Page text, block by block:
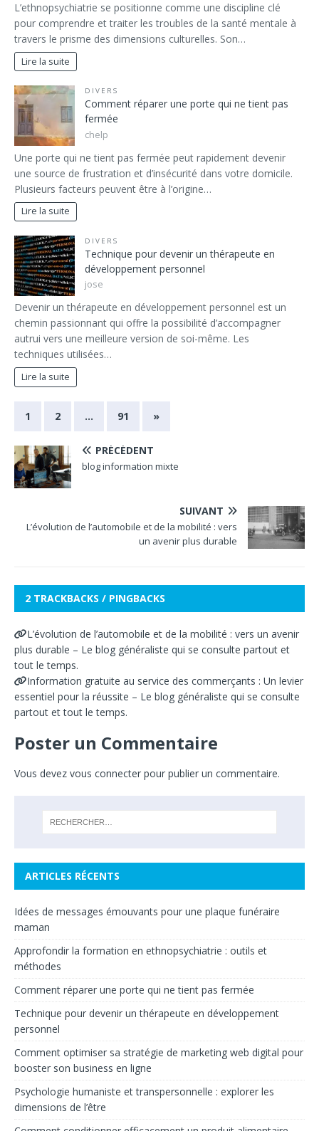
L’ethnopsychiatrie se positionne comme une discipline clé
pour comprendre et traiter les troubles de la santé mentale à
travers le prisme des dimensions culturelles. Son…
Lire la suite
DIVERS
Comment réparer une porte qui ne tient pas
fermée
chelp
Une porte qui ne tient pas fermée peut rapidement devenir
une source de frustration et d’insécurité dans votre domicile.
Plusieurs facteurs peuvent être à l’origine…
Lire la suite
DIVERS
Technique pour devenir un thérapeute en
développement personnel
jose
Devenir un thérapeute en développement personnel est un
chemin passionnant qui offre la possibilité d’accompagner
autrui vers une meilleure version de soi-même. Les
techniques utilisées…
Lire la suite
1 2 … 91 »
PRÉCÉDENT
blog information mixte
SUIVANT
L’évolution de l’automobile et de la mobilité : vers
un avenir plus durable
2 TRACKBACKS / PINGBACKS
L’évolution de l’automobile et de la mobilité : vers un avenir
plus durable – Le blog généraliste qui se consulte partout et
tout le temps.
Information gratuite au service des commerçants : Un levier
essentiel pour la réussite – Le blog généraliste qui se consulte
partout et tout le temps.
Poster un Commentaire
Vous devez vous connecter pour publier un commentaire.
ARTICLES RÉCENTS
Idées de messages émouvants pour une plaque funéraire
maman
Approfondir la formation en ethnopsychiatrie : outils et
méthodes
Comment réparer une porte qui ne tient pas fermée
Technique pour devenir un thérapeute en développement
personnel
Comment optimiser sa stratégie de marketing web digital pour
booster son business en ligne
Psychologie humaniste et transpersonnelle : explorer les
dimensions de l’être